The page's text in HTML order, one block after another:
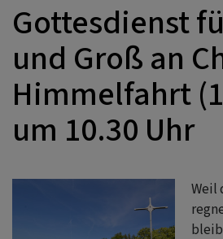
Gottesdienst
und Groß an
Himmelfahrt
um 10.30 Uhr
Weil